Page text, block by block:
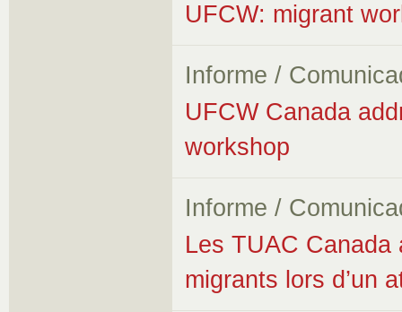
UFCW: migrant
Informe /
UFCW Canada
workshop
Informe /
Les TUAC Canada
migrants lors d’un